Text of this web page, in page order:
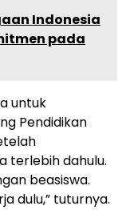
Indonesia
pada
untuk
Pendidikan
terlebih dahulu.
beasiswa.
dulu,” tuturnya.